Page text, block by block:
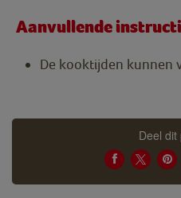
Aanvullende
De kooktijden kunnen
Deel